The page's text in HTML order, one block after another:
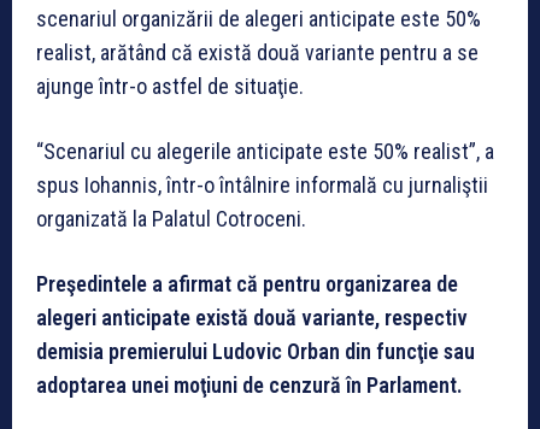
scenariul organizării de alegeri anticipate este 50%
realist, arătând că există două variante pentru a se
ajunge într-o astfel de situaţie.
“Scenariul cu alegerile anticipate este 50% realist”, a
spus Iohannis, într-o întâlnire informală cu jurnaliştii
organizată la Palatul Cotroceni.
Preşedintele a afirmat că pentru organizarea de
alegeri anticipate există două variante, respectiv
demisia premierului Ludovic Orban din funcţie sau
adoptarea unei moţiuni de cenzură în Parlament.